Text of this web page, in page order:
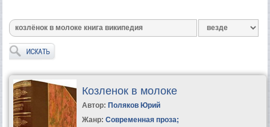
Козленок в молоке
Автор: Поляков Юрий
Жанр: Современная проза;